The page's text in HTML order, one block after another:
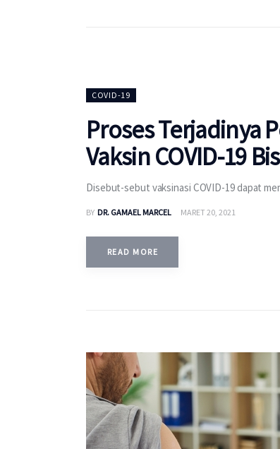
COVID-19
Proses Terjadinya
Vaksin COVID-19
Disebut-sebut vaksinasi COVID-19 dapat
BY DR. GAMAEL MARCEL MARET 20, 2021
READ MORE